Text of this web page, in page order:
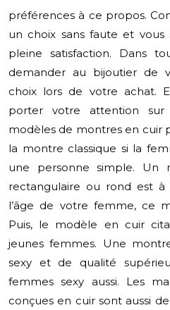
préférences à ce propos.
un choix sans faute et
pleine satisfaction. Dans
demander au bijoutier de
choix lors de votre achat.
porter votre attention
modèles de montres en cuir
la montre classique si la
une personne simple. Un
rectangulaire ou rond est à
l’âge de votre femme, ce
Puis, le modèle en cuir
jeunes femmes. Une
sexy et de qualité
femmes sexy aussi. Les
conçues en cuir sont aussi